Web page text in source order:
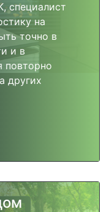
специалист
на
точно в
и в
повторно
других